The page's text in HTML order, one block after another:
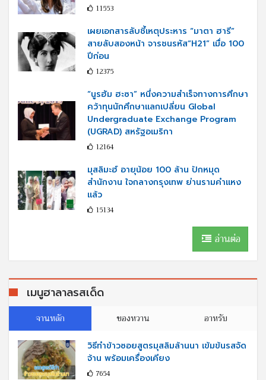
11553
เผยเอกสารลับชี้เหตุประหาร “มาตา ฮารี”
สายลับสองหน้า จารชนรหัส“H21” เมื่อ 100
ปีก่อน
12375
“นูรฮัม ฮะซา” หนึ่งความสำเร็จทางการศึกษา
คว้าทุนนักศึกษาแลกเปลี่ยน Global
Undergraduate Exchange Program
(UGRAD) สหรัฐอเมริกา
12164
มุสลิมะฮ์ อายุน้อย 100 ล้าน ปักหมุด
สำนักงาน ใจกลางกรุงเทพ ย่านรามคำแหง
แล้ว
15134
อ่านต่อ
เมนูฮาลาลรสเด็ด
จานหลัก ของหวาน อาหรับ
วิธีทำข้าวซอยสูตรมุสลิมล้านนา เข้มข้นรสจัด
จ้าน พร้อมเครื่องเคียง
7654